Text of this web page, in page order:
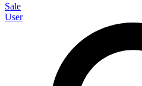
Sale
User